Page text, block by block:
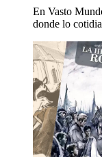
En Vasto
donde lo